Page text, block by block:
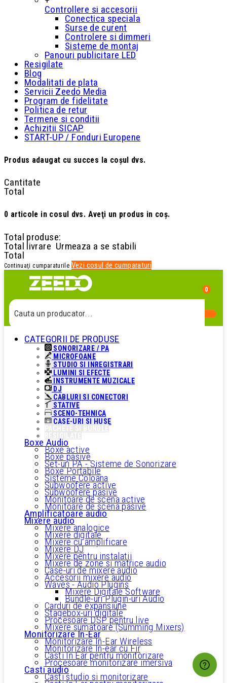
Controllere si accesorii
Conectica speciala
Surse de curent
Controlere si dimmeri
Sisteme de montaj
Panouri publicitare LED
Resigilate
Blog
Modalitati de plata
Servicii Zeedo Media
Program de fidelitate
Politica de retur
Termene si conditii
Achizitii SICAP
START-UP / Fonduri Europene
Produs adaugat cu succes la coşul dvs.
Cantitate
Total
0 articole in cosul dvs. Aveţi un produs in coş.
Total produse:
Total livrare Urmeaza a se stabili
Total
Continuaţi cumparaturile Vezi cosul de cumparaturi
0
Cauta un produs...
Cauta o categorie...
Cauta un producator...
Cauta un produs...
CATEGORII DE PRODUSE
SONORIZARE / PA
MICROFOANE
STUDIO SI INREGISTRARI
LUMINI SI EFECTE
INSTRUMENTE MUZICALE
DJ
CABLURI SI CONECTORI
STATIVE
SCENO-TEHNICA
CASE-URI SI HUSE
Boxe Audio
Boxe active
Boxe pasive
Set-uri PA - Sisteme de Sonorizare
Boxe Portabile
Sisteme Coloana
Subwoofere active
Subwoofere pasive
Monitoare de scena active
Monitoare de scena pasive
Amplificatoare audio
Mixere audio
Mixere analogice
Mixere digitale
Mixere cu amplificare
Mixere DJ
Mixere pentru instalatii
Mixere de zone si matrice audio
Case-uri de mixere audio
Accesorii mixere audio
Waves - Audio Plugins
Mixere Digitale Software
Bundle-uri Plugin-uri Audio
Carduri de expansiune
Stagebox-uri digitale
Procesoare DSP pentru live
Mixere sumatoare (Summing Mixers)
Monitorizare In-Ear
Monitorizare In-Ear Wireless
Monitorizare In-ear cu Fir
Casti In Ear pentru monitorizare
Procesoare monitorizare imersiva
Casti audio
Casti studio si monitorizare